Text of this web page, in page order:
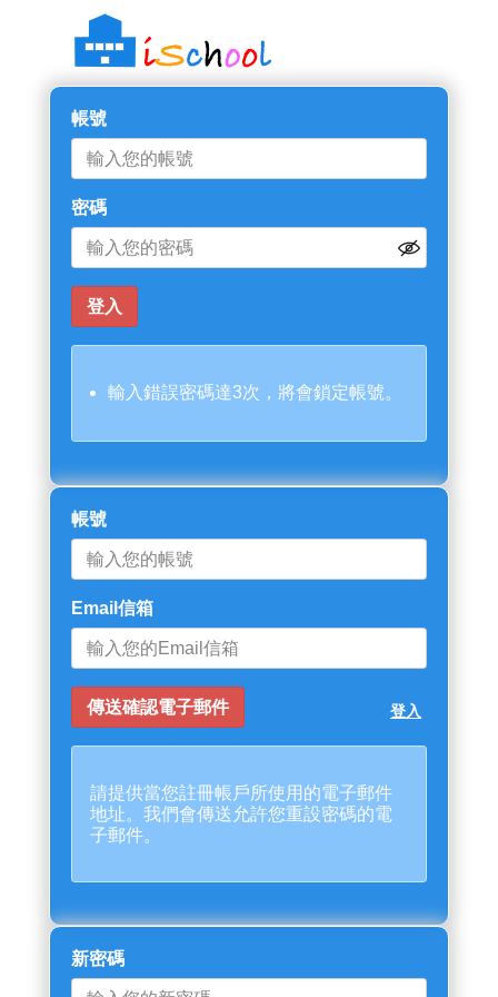
帳號
密碼
輸入錯誤密碼達3次，將會鎖定帳號。
帳號
Email信箱
登入
請提供當您註冊帳戶所使用的電子郵件
地址。我們會傳送允許您重設密碼的電
子郵件。
新密碼